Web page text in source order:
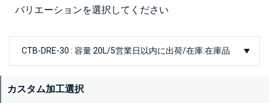
バリエーションを選択してください
カスタム加工選択